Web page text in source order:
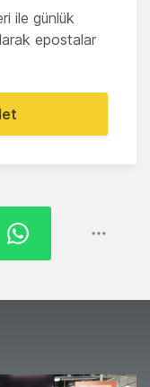
ile günlük
epostalar